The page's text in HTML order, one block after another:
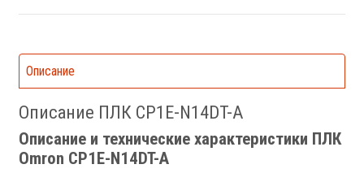
Описание
Описание ПЛК CP1E-N14DT-A
Описание и технические характеристики ПЛК
Omron CP1E-N14DT-A